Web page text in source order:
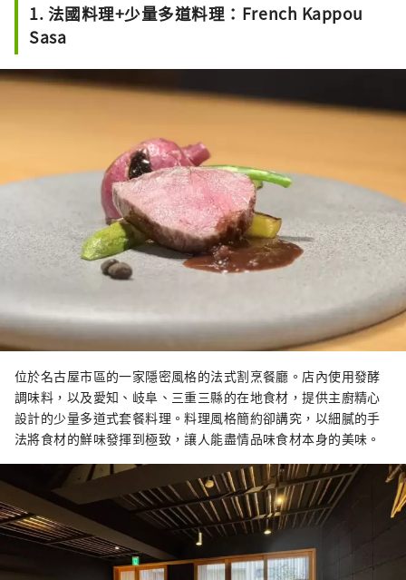
1. 法國料理+少量多道料理：French Kappou
Sasa
位於名古屋市區的一家隱密風格的法式割烹餐廳。店內使用發酵
調味料，以及愛知、岐阜、三重三縣的在地食材，提供主廚精心
設計的少量多道式套餐料理。料理風格簡約卻講究，以細膩的手
法將食材的鮮味發揮到極致，讓人能盡情品味食材本身的美味。